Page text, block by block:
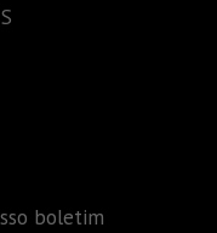
boletim